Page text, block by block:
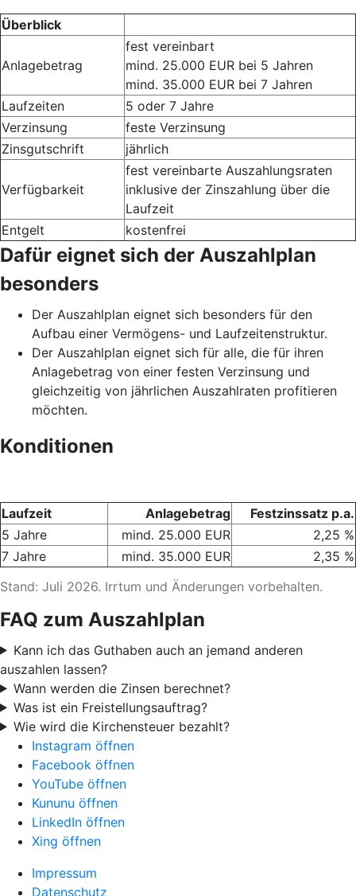
Überblick
Anlagebetrag
fest vereinbart
mind. 25.000 EUR bei 5 Jahren
mind. 35.000 EUR bei 7 Jahren
Laufzeiten
5 oder 7 Jahre
Verzinsung
feste Verzinsung
Zinsgutschrift
jährlich
Verfügbarkeit
fest vereinbarte Auszahlungsraten
inklusive der Zinszahlung über die
Laufzeit
Entgelt
kostenfrei
Dafür eignet sich der Auszahlplan
besonders
Der Auszahlplan eignet sich besonders für den
Aufbau einer Vermögens- und Laufzeitenstruktur.
Der Auszahlplan eignet sich für alle, die für ihren
Anlagebetrag von einer festen Verzinsung und
gleichzeitig von jährlichen Auszahlraten profitieren
möchten.
Konditionen
Stand: Juli 2026. Irrtum und Änderungen vorbehalten.
Laufzeit Anlagebetrag
Festzinssatz p.a.
5 Jahre
mind. 25.000 EUR
2,25 %
7 Jahre
mind. 35.000 EUR 2,35 %
FAQ zum Auszahlplan
Kann ich das Guthaben auch an jemand anderen
auszahlen lassen?
Wann werden die Zinsen berechnet?
Was ist ein Freistellungsauftrag?
Wie wird die Kirchensteuer bezahlt?
Instagram öffnen
Facebook öffnen
YouTube öffnen
Kununu öffnen
LinkedIn öffnen
Xing öffnen
Impressum
Datenschutz